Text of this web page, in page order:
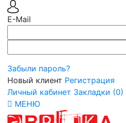
E-Mail
Забыли пароль?
Новый клиент Регистрация
Личный кабинет Закладки (0)
МЕНЮ